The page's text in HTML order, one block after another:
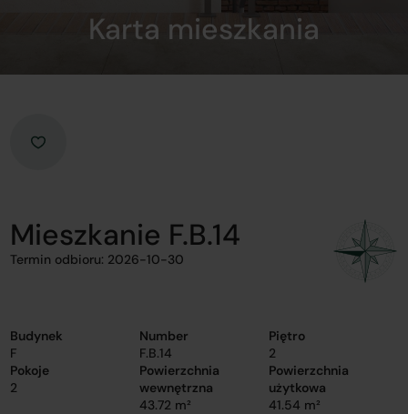
Karta mieszkania
Mieszkanie F.B.14
Termin odbioru: 2026-10-30
Budynek
F
Number
F.B.14
Piętro
2
Pokoje
2
Powierzchnia
wewnętrzna
43.72 m²
Powierzchnia
użytkowa
41.54 m²